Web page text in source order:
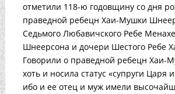
отметили 118-ю годовщину со дня
праведной ребецн Хаи-Мушки
Седьмого Любавичского Ребе
Шнеерсона и дочери Шестого Ребе
Говорили о праведной ребецн Хаи-
хоть и носила статус «супруги Царя
ибо и ее отец и муж имели